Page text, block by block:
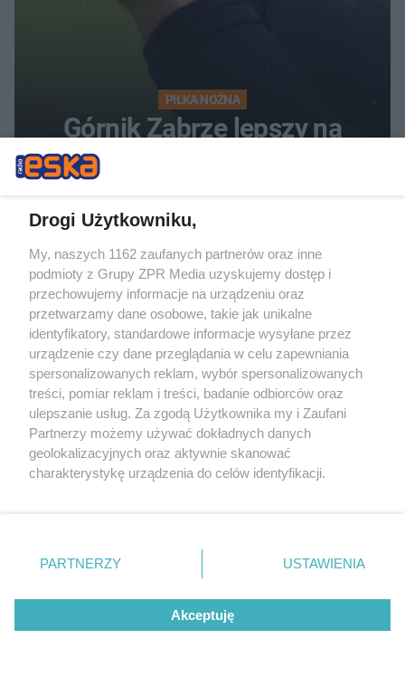
PIŁKA NOŻNA
Górnik Zabrze lepszy na
wyjeździe. Kto strzelał gole?
ŻUŻEL
2. Ekstraliga żużlowa.
Porażka Orła Łódź z Polonią
7
Drogi Użytkowniku,
My, naszych 1162 zaufanych partnerów oraz inne
podmioty z Grupy ZPR Media uzyskujemy dostęp i
przechowujemy informacje na urządzeniu oraz
przetwarzamy dane osobowe, takie jak unikalne
identyfikatory, standardowe informacje wysyłane przez
urządzenie czy dane przeglądania w celu zapewniania
spersonalizowanych reklam, wybór spersonalizowanych
treści, pomiar reklam i treści, badanie odbiorców oraz
ulepszanie usług. Za zgodą Użytkownika my i Zaufani
Partnerzy możemy używać dokładnych danych
geolokalizacyjnych oraz aktywnie skanować
charakterystykę urządzenia do celów identyfikacji.
zmienić/wycofać klikając przycisk ustawień prywatności
znajdujący się w lewym dolnym rogu strony
rodzaje przetwarzania danych nie wymagają zgody
użytkownika, ale masz prawo sprzeciwić się takiemu
przetwarzaniu. Preferencje będą miały zastosowanie tylko
PARTNERZY USTAWIENIA
Akceptuję